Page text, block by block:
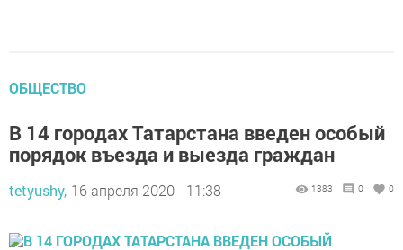
ОБЩЕСТВО
В 14 городах Татарстана введен особый
порядок въезда и выезда граждан
tetyushy, 16 апреля 2020 - 11:38 1383 0 0